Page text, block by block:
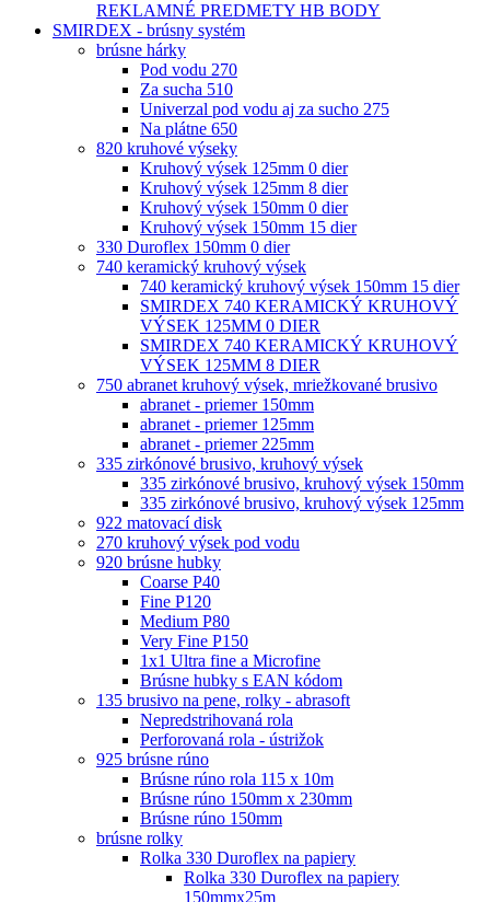
REKLAMNÉ PREDMETY HB BODY
SMIRDEX - brúsny systém
brúsne hárky
Pod vodu 270
Za sucha 510
Univerzal pod vodu aj za sucho 275
Na plátne 650
820 kruhové výseky
Kruhový výsek 125mm 0 dier
Kruhový výsek 125mm 8 dier
Kruhový výsek 150mm 0 dier
Kruhový výsek 150mm 15 dier
330 Duroflex 150mm 0 dier
740 keramický kruhový výsek
740 keramický kruhový výsek 150mm 15 dier
SMIRDEX 740 KERAMICKÝ KRUHOVÝ
VÝSEK 125MM 0 DIER
SMIRDEX 740 KERAMICKÝ KRUHOVÝ
VÝSEK 125MM 8 DIER
750 abranet kruhový výsek, mriežkované brusivo
abranet - priemer 150mm
abranet - priemer 125mm
abranet - priemer 225mm
335 zirkónové brusivo, kruhový výsek
335 zirkónové brusivo, kruhový výsek 150mm
335 zirkónové brusivo, kruhový výsek 125mm
922 matovací disk
270 kruhový výsek pod vodu
920 brúsne hubky
Coarse P40
Fine P120
Medium P80
Very Fine P150
1x1 Ultra fine a Microfine
Brúsne hubky s EAN kódom
135 brusivo na pene, rolky - abrasoft
Nepredstrihovaná rola
Perforovaná rola - ústrižok
925 brúsne rúno
Brúsne rúno rola 115 x 10m
Brúsne rúno 150mm x 230mm
Brúsne rúno 150mm
brúsne rolky
Rolka 330 Duroflex na papiery
Rolka 330 Duroflex na papiery
150mmx25m